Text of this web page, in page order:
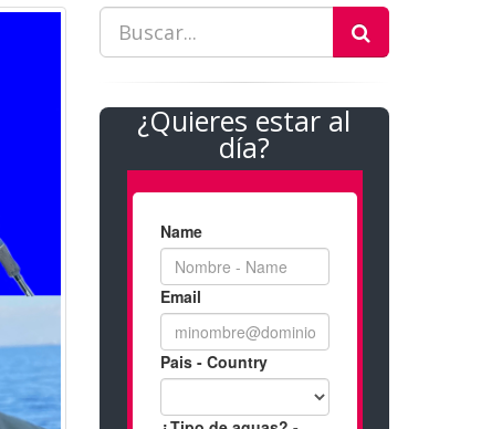
¿Quieres estar al
día?